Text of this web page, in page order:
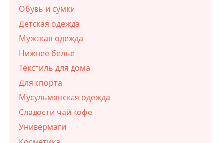
Обувь и сумки
Детская одежда
Мужская одежда
Нижнее белье
Текстиль для дома
Для спорта
Мусульманская одежда
Сладости чай кофе
Универмаги